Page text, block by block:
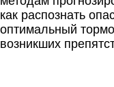
как распознать
оптимальный
возникших